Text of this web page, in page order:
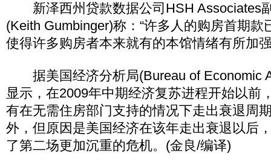
新泽西州贷款数据公司HSH Associates
(Keith Gumbinger)称：“许多人的购房首期款
使得许多购房者本来就有的本馆情绪有所加
据美国经济分析局(Bureau of Economic
显示，在2009年中期经济复苏进程开始以前
有在无需住房部门支持的情况下走出衰退周
外，但原因是美国经济在该年走出衰退以后
了第二场更加沉重的危机。(金良/编译)